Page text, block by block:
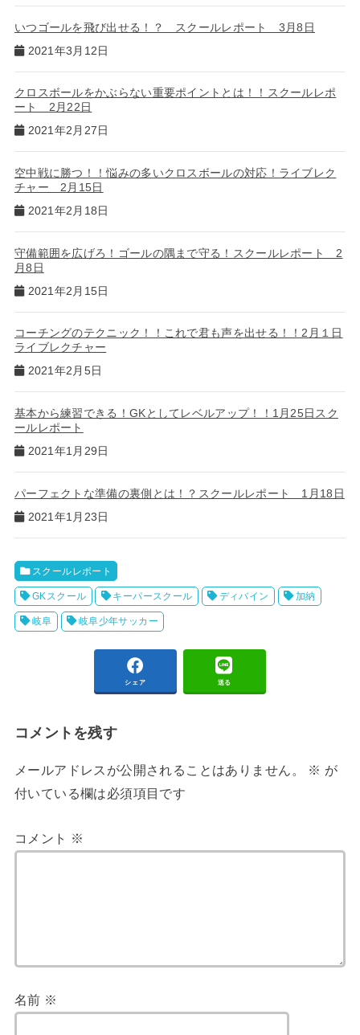
いつゴールを飛び出せる！？ スクールレポート 3月8日
2021年3月12日
クロスボールをかぶらない重要ポイントとは！！スクールレポ
ート 2月22日
2021年2月27日
空中戦に勝つ！！悩みの多いクロスボールの対応！ライブレク
チャー 2月15日
2021年2月18日
守備範囲を広げろ！ゴールの隅まで守る！スクールレポート 2
月8日
2021年2月15日
コーチングのテクニック！！これで君も声を出せる！！2月１日
ライブレクチャー
2021年2月5日
基本から練習できる！GKとしてレベルアップ！！1月25日スク
ールレポート
2021年1月29日
パーフェクトな準備の裏側とは！？スクールレポート 1月18日
2021年1月23日
スクールレポート
GKスクール キーパースクール ディバイン 加納
岐阜 岐阜少年サッカー
シェア 送る
コメントを残す
メールアドレスが公開されることはありません。 ※ が
付いている欄は必須項目です
コメント ※
名前 ※